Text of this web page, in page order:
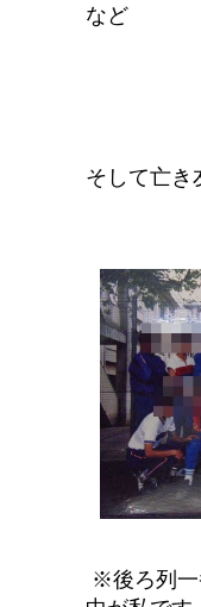
など
そして亡き
※後ろ列一